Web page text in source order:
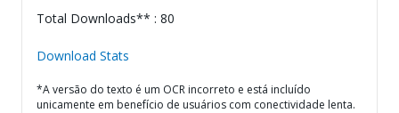
Total Downloads** : 80
Download Stats
*A versão do texto é um OCR incorreto e está incluído
unicamente em benefício de usuários com conectividade lenta.